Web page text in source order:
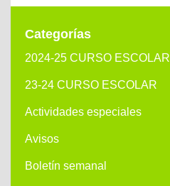
Categorías
2024-25 CURSO ESCOLAR
23-24 CURSO ESCOLAR
Actividades especiales
Avisos
Boletín semanal